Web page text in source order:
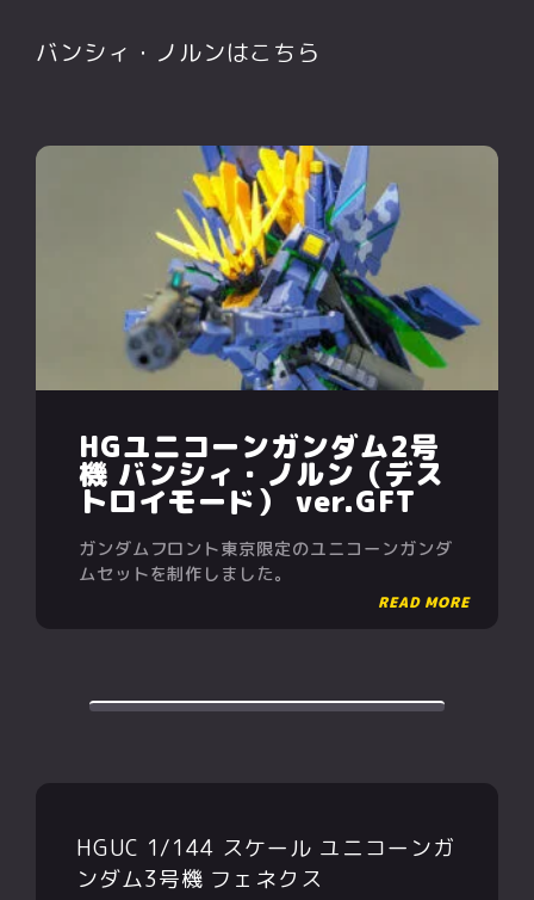
バンシィ・ノルンはこちら
HGユニコーンガンダム2号
機 バンシィ・ノルン（デス
トロイモード） ver.GFT
ガンダムフロント東京限定のユニコーンガンダ
ムセットを制作しました。
HGUC 1/144 スケール ユニコーンガ
ンダム3号機 フェネクス